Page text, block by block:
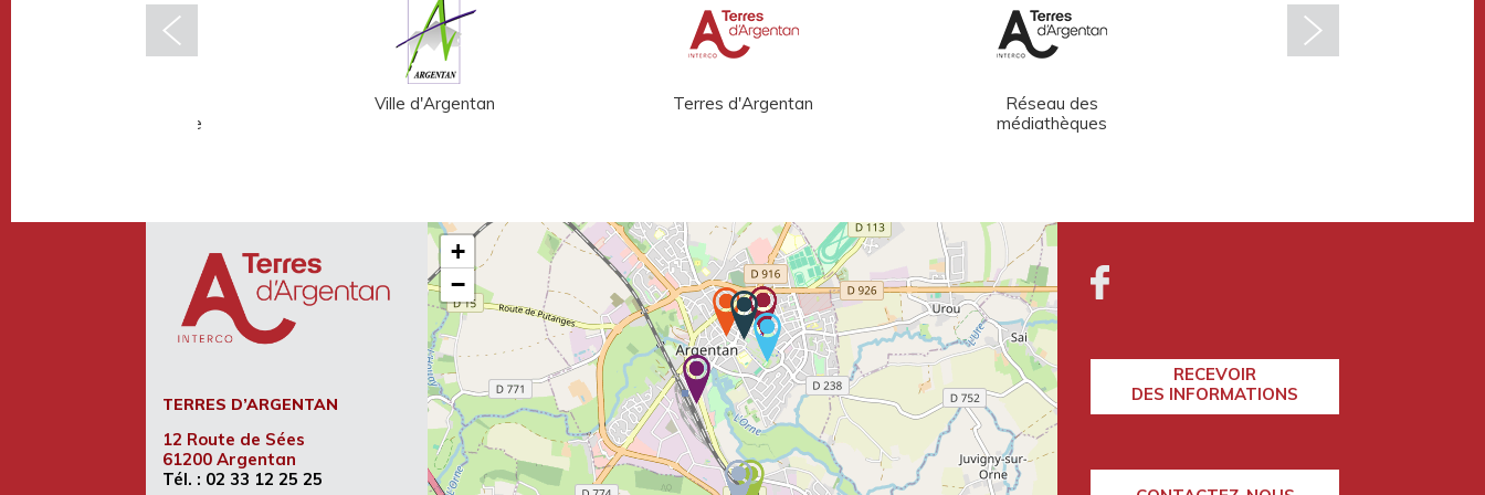
Léger - André Mare
Ville d'Argentan Terres d'Argentan
Réseau des
médiathèques
TERRES D’ARGENTAN
12 Route de Sées
61200 Argentan
Tél. : 02 33 12 25 25
+
−
RECEVOIR
DES INFORMATIONS